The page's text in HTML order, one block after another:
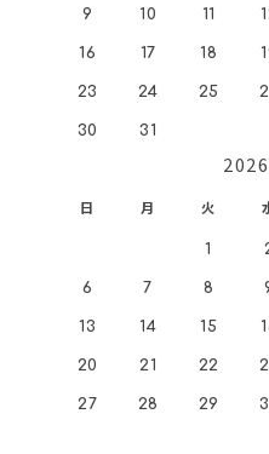
9 10 11
16 17 18
23 24 25
30 31
日 月 火
1
6 7 8
13 14 15
20 21 22
27 28 29